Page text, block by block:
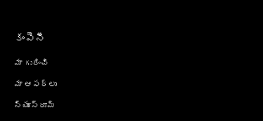
కంపెనీ
మా గురించి
మా ఆఫర్లు
న్యూస్‌రూమ్